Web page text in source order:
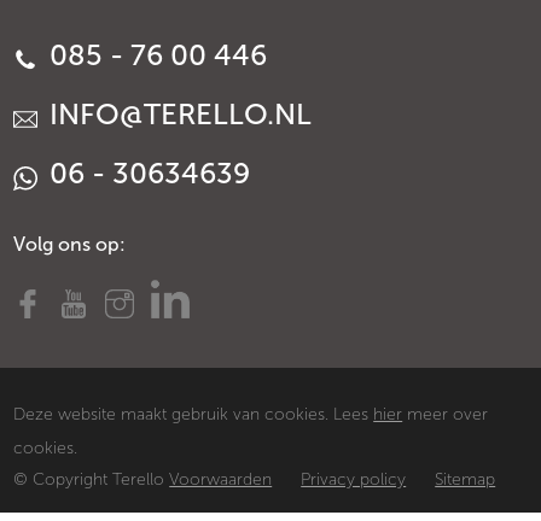
085 - 76 00 446
INFO@TERELLO.NL
06 - 30634639
Volg ons op:
Deze website maakt gebruik van cookies. Lees hier meer over
cookies.
© Copyright TerelloVoorwaarden Privacy policy Sitemap